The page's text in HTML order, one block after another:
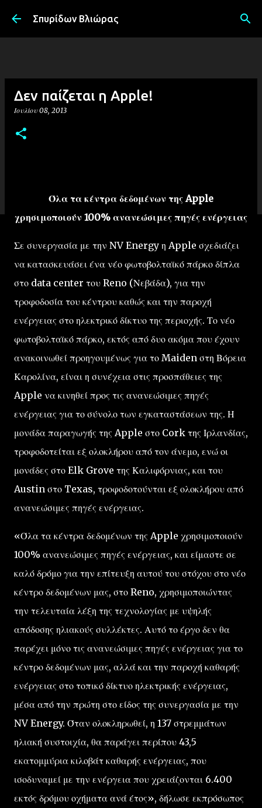
Μετάβαση στο κύριο περιεχόμενο
Σπυρίδων Βλιώρας
Δεν παίζεται η Apple!
Ιουλίου 08, 2013
Όλα τα κέντρα δεδομένων της Apple
χρησιμοποιούν 100% ανανεώσιμες πηγές ενέργειας
Σε συνεργασία με την NV Energy η Apple σχεδιάζει
να κατασκευάσει ένα νέο φωτοβολταϊκό πάρκο δίπλα
στο data center του Reno (Νεβάδα), για την
τροφοδοσία του κέντρου καθώς και την παροχή
ενέργειας στο ηλεκτρικό δίκτυο της περιοχής. Το νέο
φωτοβολταϊκό πάρκο, εκτός από δυο ακόμα που έχουν
ανακοινωθεί προηγουμένως για το Maiden στη Βόρεια
Καρολίνα, είναι η συνέχεια στις προσπάθειες της
Apple να κινηθεί προς τις ανανεώσιμες πηγές
ενέργειας για το σύνολο των εγκαταστάσεων της. Η
μονάδα παραγωγής της Apple στο Cork της Ιρλανδίας,
τροφοδοτείται εξ ολοκλήρου από τον άνεμο, ενώ οι
μονάδες στο Elk Grove της Καλιφόρνιας, και του
Austin στο Texas, τροφοδοτούνται εξ ολοκλήρου από
ανανεώσιμες πηγές ενέργειας.
«Όλα τα κέντρα δεδομένων της Apple χρησιμοποιούν
100% ανανεώσιμες πηγές ενέργειας, και είμαστε σε
καλό δρόμο για την επίτευξη αυτού του στόχου στο νέο
κέντρο δεδομένων μας, στο Reno, χρησιμοποιώντας
την τελευταία λέξη της τεχνολογίας με υψηλής
απόδοσης ηλιακούς συλλέκτες. Αυτό το έργο δεν θα
παρέχει μόνο τις ανανεώσιμες πηγές ενέργειας για το
κέντρο δεδομένων μας, αλλά και την παροχή καθαρής
ενέργειας στο τοπικό δίκτυο ηλεκτρικής ενέργειας,
μέσα από την πρώτη στο είδος της συνεργασία με την
NV Energy. Όταν ολοκληρωθεί, η 137 στρεμμάτων
ηλιακή συστοιχία, θα παράγει περίπου 43,5
εκατομμύρια κιλοβάτ καθαρής ενέργειας, που
ισοδυναμεί με την ενέργεια που χρειάζονται 6.400
εκτός δρόμου οχήματα ανά έτος», δήλωσε εκπρόσωπος